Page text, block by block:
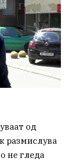
од
размислува
не гледа